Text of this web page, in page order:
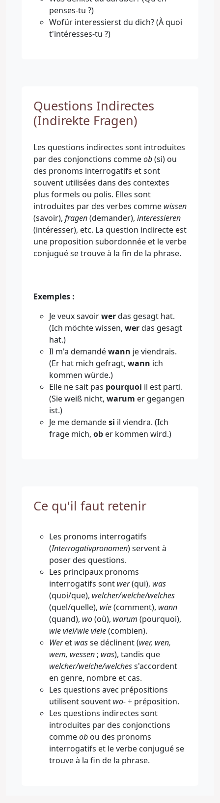
penses-tu ?)
Wofür interessierst du dich? (À quoi
t'intéresses-tu ?)
Questions Indirectes
(Indirekte Fragen)
Les questions indirectes sont introduites
par des conjonctions commeob(si) ou
des pronoms interrogatifs et sont
souvent utilisées dans des contextes
plus formels ou polis. Elles sont
introduites par des verbes comme wissen
(savoir), fragen(demander), interessieren
(intéresser), etc. La question indirecte est
une proposition subordonnée et le verbe
conjugué se trouve à la fin de la phrase.
Exemples :
Je veux savoirwerdas gesagt hat.
(Ich möchte wissen, werdas gesagt
hat.)
Il m'a demandéwann je viendrais.
(Er hat mich gefragt, wann ich
kommen würde.)
Elle ne sait pas pourquoi il est parti.
(Sie weiß nicht, warum er gegangen
ist.)
Je me demandesi il viendra. (Ich
frage mich, ob er kommen wird.)
Ce qu'il faut retenir
Les pronoms interrogatifs
(Interrogativpronomen) servent à
poser des questions.
Les principaux pronoms
interrogatifs sont wer(qui), was
(quoi/que), welcher/welche/welches
(quel/quelle), wie(comment), wann
(quand), wo(où), warum (pourquoi),
wie viel/wie viele(combien).
Weret wasse déclinent (wer, wen,
wem, wessen ; was), tandis que
welcher/welche/welchess'accordent
en genre, nombre et cas.
Les questions avec prépositions
utilisent souvent wo-+ préposition.
Les questions indirectes sont
introduites par des conjonctions
commeob ou des pronoms
interrogatifs et le verbe conjugué se
trouve à la fin de la phrase.